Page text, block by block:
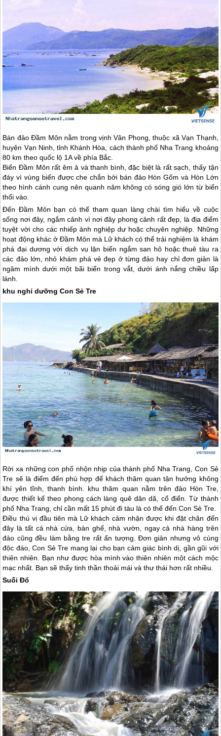
Bán đảo Đầm Môn nằm trong vịnh Vân Phong, thuộc xã Vạn Thạnh,
huyện Vạn Ninh, tỉnh Khánh Hòa, cách thành phố Nha Trang khoảng
80 km theo quốc lộ 1A về phía Bắc.
Biển Đầm Môn rất êm ả và thanh bình, đặc biệt là rất sạch, thấy tận
đáy vì vùng biển được che chắn bởi bán đảo Hòn Gốm và Hòn Lớn
theo hình cánh cung nên quanh năm không có sóng gió lớn từ biển
thổi vào.
Đến Đầm Môn bạn có thể tham quan làng chài tìm hiểu về cuộc
sống nơi đây, ngắm cảnh vì nơi đây phong cảnh rất đẹp, là địa điểm
tuyệt vời cho các nhiếp ảnh nghiệp dư hoặc chuyên nghiệp. Những
hoạt động khác ở Đầm Môn mà Lữ khách có thể trải nghiệm là khám
phá đại dương với dịch vụ lặn biển ngắm san hô hoặc thuê tàu ra
các đảo lớn, nhỏ khám phá vẻ đẹp ở từng đảo hay chỉ đơn giản là
ngâm mình dưới một bãi biển trong vắt, dưới ánh nắng chiều lấp
lánh.
khu nghỉ dưỡng Con Sẻ Tre
Rời xa những con phố nhộn nhịp của thành phố Nha Trang, Con Sẻ
Tre sẽ là điểm đến phù hợp để khách thăm quan tận hưởng không
khí yên tĩnh, thanh bình. khu thăm quan nằm trên đảo Hòn Tre,
được thiết kế theo phong cách làng quê dân dã, cổ điển. Từ thành
phố Nha Trang, chỉ cần mất 15 phút đi tàu là có thể đến Con Sẻ Tre.
Điều thú vị đầu tiên mà Lữ khách cảm nhận được khi đặt chân đến
đây là tất cả nhà cửa, bàn ghế, nhà vườn, ngay cả nhà hàng trên
đảo cũng đều làm bằng tre rất ấn tượng. Đơn giản nhưng vô cùng
độc đáo, Con Sẻ Tre mang lại cho bạn cảm giác bình dị, gần gũi với
thiên nhiên. Bạn như được hòa mình vào thiên nhiên một cách mộc
mạc nhất. Bạn sẽ thấy tinh thần thoải mái và thư thái hơn rất nhiều.
Suối Đổ